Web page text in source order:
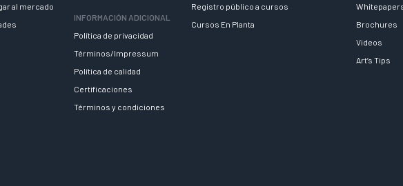
al mercado
INFORMACIÓN ADICIONAL
Política de privacidad
Términos/Impressum
Política de calidad
Certificaciones
Términos y condiciones
Registro público a cursos
Cursos En Planta
Brochures
Videos
Art’s Tips